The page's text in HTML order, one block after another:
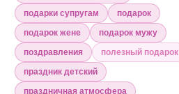
подарки супругам
подарок
подарок жене
подарок мужу
поздравления
полезный подарок
праздник детский
праздничная атмосфера